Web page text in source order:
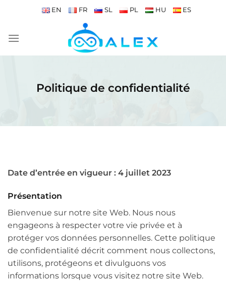
EN FR SL PL HU ES
Politique de confidentialité
Date d’entrée en vigueur : 4 juillet 2023
Présentation
Bienvenue sur notre site Web. Nous nous
engageons à respecter votre vie privée et à
protéger vos données personnelles. Cette politique
de confidentialité décrit comment nous collectons,
utilisons, protégeons et divulguons vos
informations lorsque vous visitez notre site Web.